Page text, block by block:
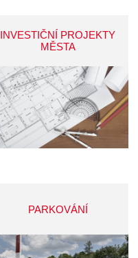
INVESTIČNÍ PROJEKTY
MĚSTA
PARKOVÁNÍ